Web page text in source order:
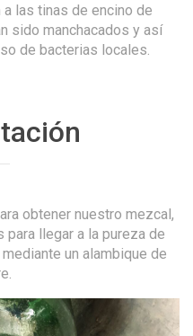
las tinas de encino de
sido manchacados y así
de bacterias locales.
obtener nuestro mezcal,
llegar a la pureza de
un alambique de